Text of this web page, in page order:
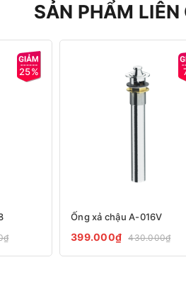
SẢN PHẨM LIÊN
25%
Ống xả chậu A-016V
399.000₫ 430.000₫